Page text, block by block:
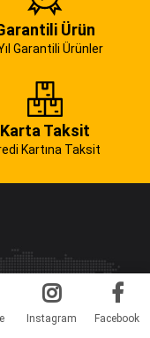
Ürün
Garantili Ürünler
Karta Taksit
Kartına Taksit
Instagram Facebook